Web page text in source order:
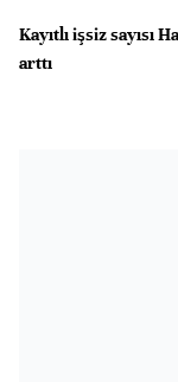
Kayıtlı işsiz sayısı
arttı